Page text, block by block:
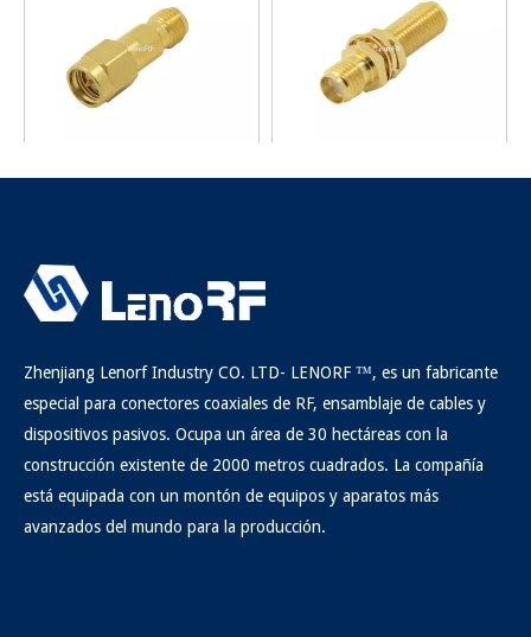
SMA Enchufe a Jack RF
SMA BHD JACK TO JACK RF
Zhenjiang Lenorf Industry CO. LTD- LENORF ™, es un fabricante
especial para conectores coaxiales de RF, ensamblaje de cables y
dispositivos pasivos. Ocupa un área de 30 hectáreas con la
construcción existente de 2000 metros cuadrados. La compañía
está equipada con un montón de equipos y aparatos más
avanzados del mundo para la producción.